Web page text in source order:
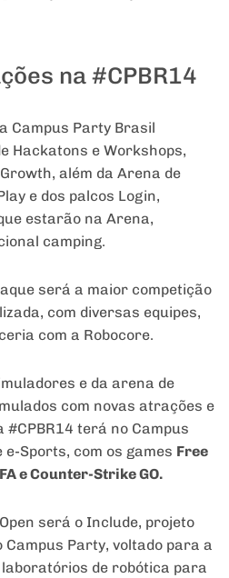
na #CPBR14
Campus Party Brasil
Hackatons e Workshops,
além da Arena de
e dos palcos Login,
estarão na Arena,
camping.
será a maior competição
com diversas equipes,
com a Robocore.
e da arena de
com novas atrações e
#CPBR14 terá no Campus
e-Sports, com os games Free
e Counter-Strike GO.
será o Include, projeto
Party, voltado para a
de robótica para